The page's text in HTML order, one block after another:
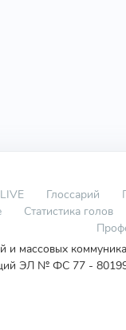
Глоссарий
Статистика голов
и массовых
ЭЛ № ФС 77 -